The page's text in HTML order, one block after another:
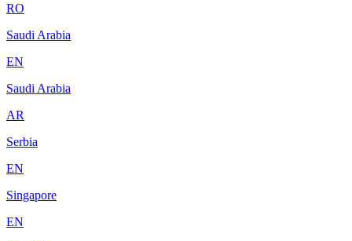
RO
Saudi Arabia
EN
Saudi Arabia
AR
Serbia
EN
Singapore
EN